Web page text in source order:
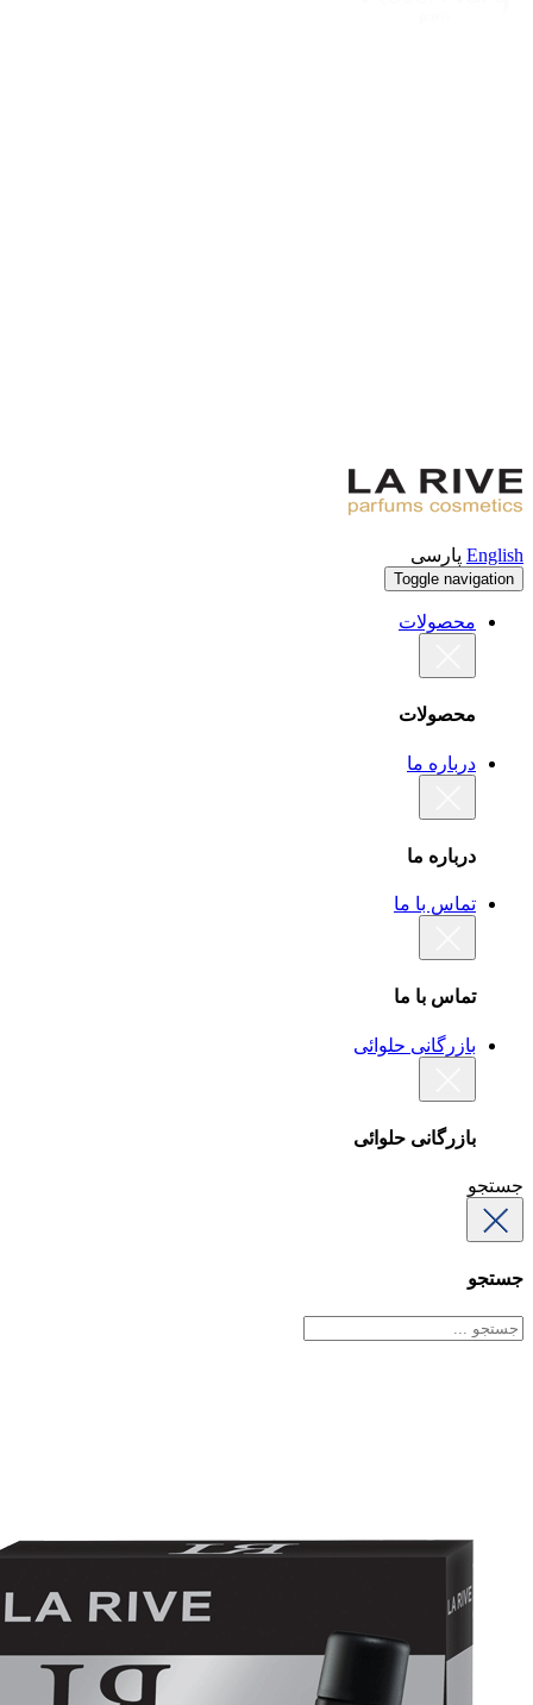
English پارسی
Toggle navigation
محصولات
محصولات
درباره ما
درباره ما
تماس با ما
تماس با ما
بازرگانی حلوائی
بازرگانی حلوائی
جستجو
جستجو